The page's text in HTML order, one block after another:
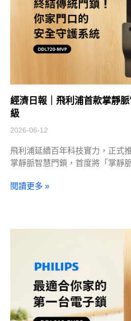
經濟日報｜飛利浦首款掌靜
級
2026-06-12
飛利浦延續百年科技實力，正式
掌靜脈智慧門鎖，首度將「掌靜
閱讀更多 »